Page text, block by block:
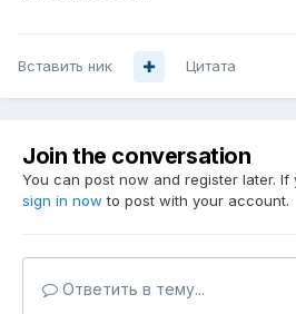
Вставить ник Цитата
Join the conversation
You can post now and register later.
sign in now to post with your account.
Ответить в тему...